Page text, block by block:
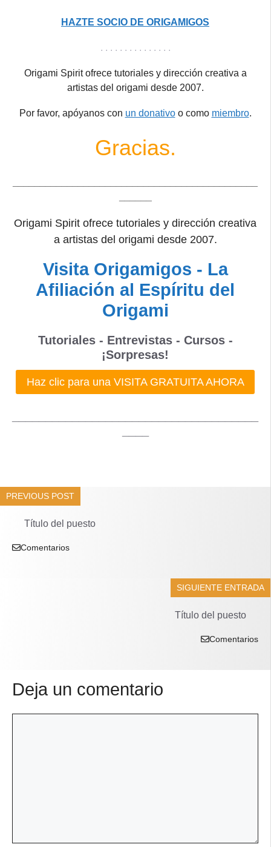
HAZTE SOCIO DE ORIGAMIGOS
. . . . . . . . . . . . . . .
Origami Spirit ofrece tutoriales y dirección creativa a
artistas del origami desde 2007.
Por favor, apóyanos con un donativoo como miembro.
Gracias.
Origami Spirit ofrece tutoriales y dirección creativa
a artistas del origami desde 2007.
Visita Origamigos - La
Afiliación al Espíritu del
Origami
Tutoriales - Entrevistas - Cursos -
¡Sorpresas!
Haz clic para una VISITA GRATUITA AHORA
PREVIOUS POST
Título del puesto
Comentarios
SIGUIENTE ENTRADA
Título del puesto
Comentarios
Deja un comentario